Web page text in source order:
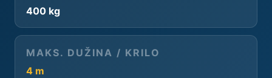
400 kg
MAKS. DUŽINA / KRILO
4 m